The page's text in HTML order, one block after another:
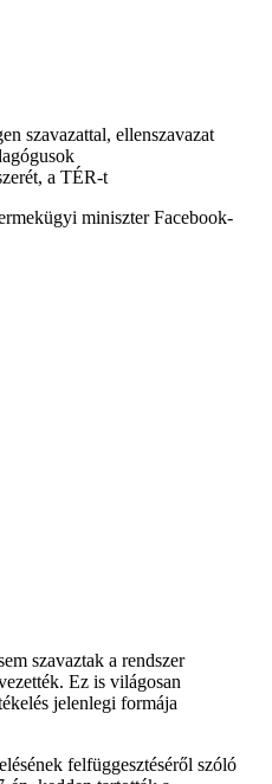
szavazattal, ellenszavazat
a TÉR-t
miniszter Facebook-
szavaztak a rendszer
Ez is világosan
jelenlegi formája
felfüggesztéséről szóló